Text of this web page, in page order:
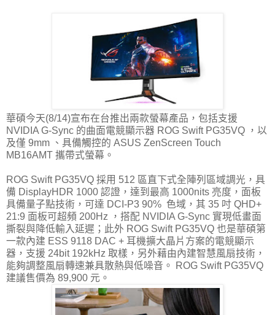
華碩今天(8/14)宣布在台推出兩款螢幕產品，包括支援
NVIDIA G-Sync 的曲面電競顯示器 ROG Swift PG35VQ ，以
及僅 9mm 、具備觸控的 ASUS ZenScreen Touch
MB16AMT 攜帶式螢幕。
ROG Swift PG35VQ 採用 512 區直下式全陣列區域調光，具
備 DisplayHDR 1000 認證，達到最高 1000nits 亮度，面板
具備量子點技術，可達 DCI-P3 90% 色域，其 35 吋 QHD+
21:9 面板可超頻 200Hz ，搭配 NVIDIA G-Sync 實現低畫面
撕裂與降低輸入延遲；此外 ROG Swift PG35VQ 也是華碩第
一款內建 ESS 9118 DAC + 耳機擴大晶片方案的電競顯示
器，支援 24bit 192kHz 取樣，另外藉由內建智慧風扇技術，
能夠調整風扇轉速兼具散熱與低噪音。 ROG Swift PG35VQ
建議售價為 89,900 元。